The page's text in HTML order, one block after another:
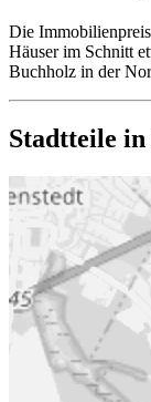
Die
Häuser im Schnitt
Buchholz in der
Stadtteile